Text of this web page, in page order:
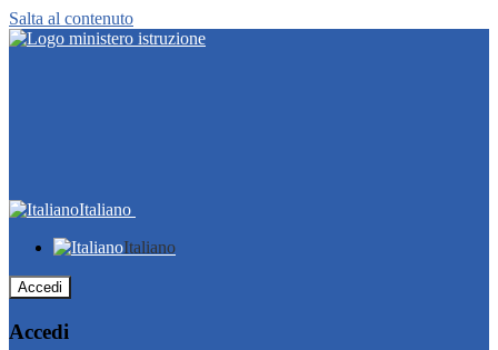
Salta al contenuto
Italiano
Italiano
Accedi
Accedi